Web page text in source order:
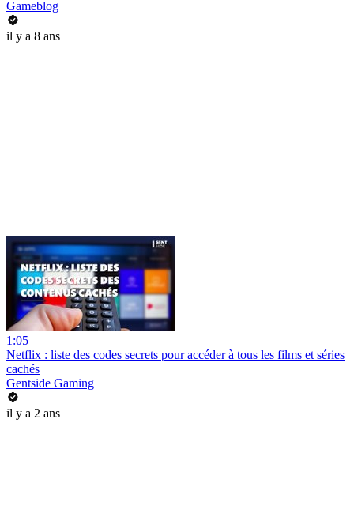
Gameblog
il y a 8 ans
1:05
Netflix : liste des codes secrets pour accéder à tous les films et séries
cachés
Gentside Gaming
il y a 2 ans